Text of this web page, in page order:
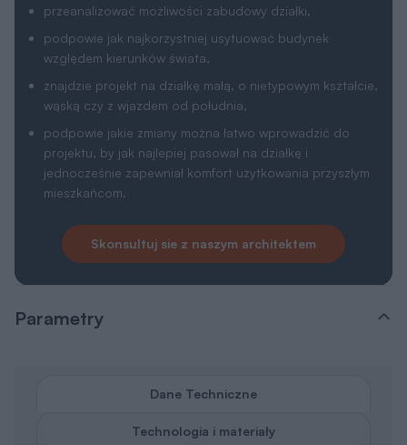
przeanalizować możliwości zabudowy działki,
podpowie jak najkorzystniej usytuować budynek
względem kierunków świata,
znajdzie projekt na działkę małą, o nietypowym kształcie,
wąską czy z wjazdem od południa,
podpowie jakie zmiany można łatwo wprowadzić do
projektu, by jak najlepiej pasował na działkę i
jednocześnie zapewniał komfort użytkowania przyszłym
mieszkańcom.
Skonsultuj sie z naszym architektem
Parametry
Dane Techniczne
Technologia i materiały